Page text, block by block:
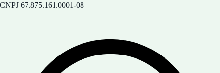
CNPJ 67.875.161.0001-08